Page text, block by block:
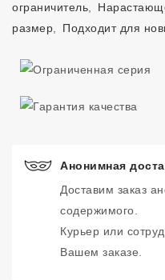
ограничитель
размер
Подходит для
Анонимная
Доставим заказ
содержимого.
Курьер или
Вашем заказе.